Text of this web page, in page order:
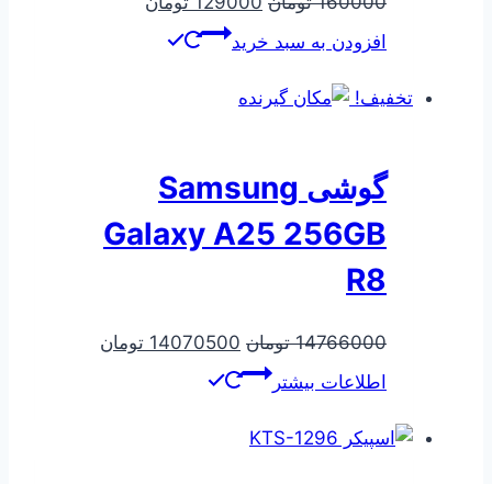
اصلی
بود.
افزودن به سبد خرید
تخفیف!
گوشی Samsung
Galaxy A25 256GB
R8
14766000 تومان قیمت
اصلی
14070500 تومان
اطلاعات بیشتر